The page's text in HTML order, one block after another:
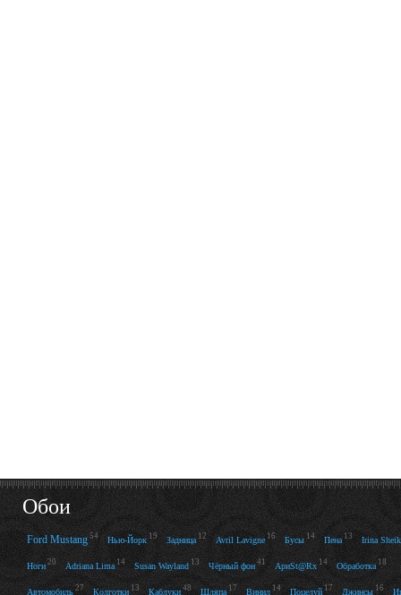
Обои
Ford Mustang 54 Нью-Йорк 19 Задница 12 Avril Lavigne 16 Бусы 14 Пена 13 Irina Sheik
Ноги 20 Adriana Lima 14 Susan Wayland 13 Чёрный фон 41 АриSt@Rх 14 Обработка 18
Автомобиль 27 Колготки 13 Каблуки 48 Шляпа 17 Винил 14 Поцелуй 17 Джинсы 16